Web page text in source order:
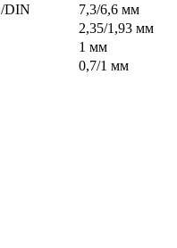
DIN
7,3/6,6 мм
2,35/1,93 мм
1 мм
0,7/1 мм